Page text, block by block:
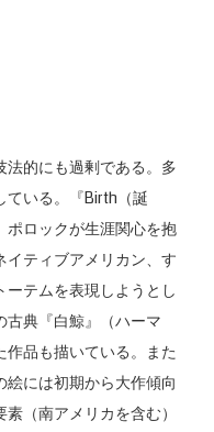
的にも過剰である。多
ている。『Birth（誕
ポロックが生涯関心を抱
イティブアメリカン、す
テムを表現しようとし
古典『白鯨』（ハーマ
作品も描いている。また
には初期から大作傾向
（南アメリカを含む）